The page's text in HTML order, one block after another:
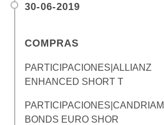
30-06-2019
COMPRAS
PARTICIPACIONES|ALLIANZ
ENHANCED SHORT T
PARTICIPACIONES|CANDRIAM
BONDS EURO SHOR